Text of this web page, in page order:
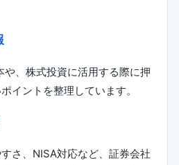
や、株式投資に活用する際に押
イントを整理しています。
さ、NISA対応など、証券会社